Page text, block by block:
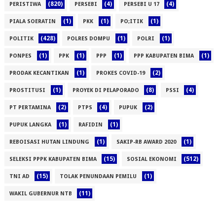
(1)PERISTIWA (820) PERSEBI (4) PERSEBI U 17 (4)
PIALA SOERATIN (1) PKK (1) PO;ITIK (1)
POLITIK (428) POLRES DOMPU (1) POLRI (1)
PONPES (1) PPK (1) PPP (1) PPP KABUPATEN BIMA (1)
PRODAK KECANTIKAN (1) PROKES COVID-19 (2)
PROSTITUSI (1) PROYEK DI PELAPORADO (8) PSSI (4)
PT PERTAMINA (2) PTPS (4) PUPUK (2)
PUPUK LANGKA (1) RAFIDIN (1)
REBOISASI HUTAN LINDUNG (1) SAKIP-RB AWARD 2020 (1)
SELEKSI PPPK KABUPATEN BIMA (15) SOSIAL EKONOMI (512)
TNI AD (15) TOLAK PENUNDAAN PEMILU (1)
WAKIL GUBERNUR NTB (11)